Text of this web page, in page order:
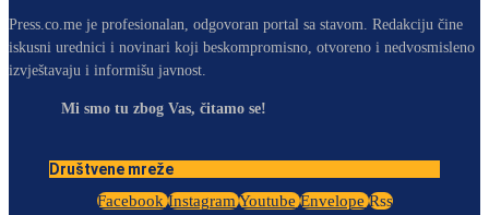
Press.co.me je profesionalan, odgovoran portal sa stavom. Redakciju čine
iskusni urednici i novinari koji beskompromisno, otvoreno i nedvosmisleno
izvještavaju i informišu javnost.
Mi smo tu zbog Vas, čitamo se!
Društvene mreže
Facebook Instagram Youtube Envelope Rss